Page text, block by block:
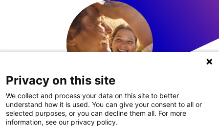
LinkedIn
Privacy on this site
We collect and process your data on this site to better
understand how it is used. You can give your consent to all or
selected purposes, or you can decline them all. For more
information, see our privacy policy.